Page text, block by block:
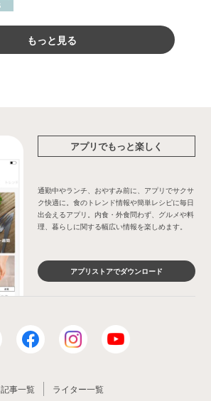
もっと見る
アプリでもっと楽しく
通勤中やランチ、おやすみ前に、アプリでサクサ
ク快適に。食のトレンド情報や簡単レシピに毎日
出会えるアプリ。内食・外食問わず、グルメや料
理、暮らしに関する幅広い情報を楽しめます。
アプリストアでダウンロード
記事一覧 ライター一覧